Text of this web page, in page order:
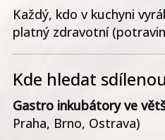
Každý, kdo v kuchyni
platný zdravotní
Kde hledat
Gastro inkubátory ve
Praha, Brno, Ostrava)